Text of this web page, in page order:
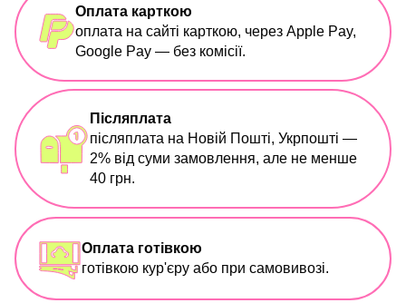
Оплата карткою
оплата на сайті карткою, через Apple Pay,
Google Pay — без комісії.
Післяплата
післяплата на Новій Пошті, Укрпошті —
2% від суми замовлення, але не менше
40 грн.
Оплата готівкою
готівкою кур'єру або при самовивозі.